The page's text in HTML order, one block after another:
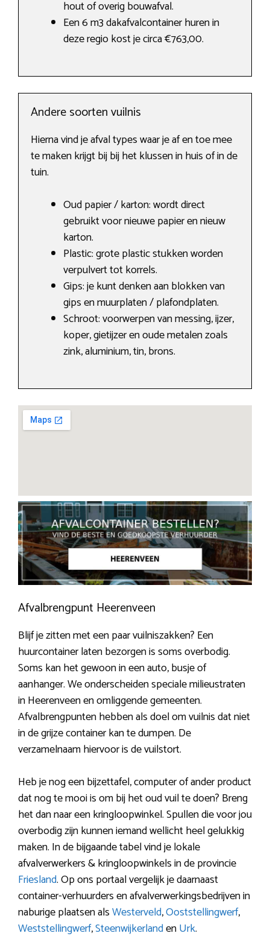
hout of overig bouwafval.
Een 6 m3 dakafvalcontainer huren in
deze regio kost je circa €763,00.
Andere soorten vuilnis
Hierna vind je afval types waar je af en toe mee
te maken krijgt bij bij het klussen in huis of in de
tuin.
Oud papier / karton: wordt direct
gebruikt voor nieuwe papier en nieuw
karton.
Plastic: grote plastic stukken worden
verpulvert tot korrels.
Gips: je kunt denken aan blokken van
gips en muurplaten / plafondplaten.
Schroot: voorwerpen van messing, ijzer,
koper, gietijzer en oude metalen zoals
zink, aluminium, tin, brons.
Afvalbrengpunt Heerenveen
Blijf je zitten met een paar vuilniszakken? Een
huurcontainer laten bezorgen is soms overbodig.
Soms kan het gewoon in een auto, busje of
aanhanger. We onderscheiden speciale milieustraten
in Heerenveen en omliggende gemeenten.
Afvalbrengpunten hebben als doel om vuilnis dat niet
in de grijze container kan te dumpen. De
verzamelnaam hiervoor is de vuilstort.
Heb je nog een bijzettafel, computer of ander product
dat nog te mooi is om bij het oud vuil te doen? Breng
het dan naar een kringloopwinkel. Spullen die voor jou
overbodig zijn kunnen iemand wellicht heel gelukkig
maken. In de bijgaande tabel vind je lokale
afvalverwerkers & kringloopwinkels in de provincie
Friesland. Op ons portaal vergelijk je daarnaast
container-verhuurders en afvalverwerkingsbedrijven in
naburige plaatsen alsWesterveld,Ooststellingwerf,
Weststellingwerf,SteenwijkerlandenUrk.